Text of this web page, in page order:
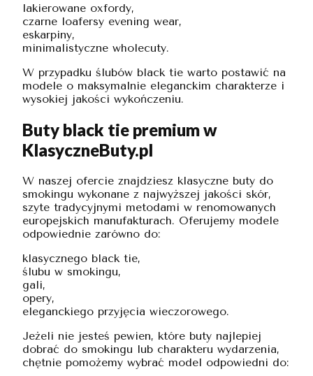
lakierowane oxfordy,
czarne loafersy evening wear,
eskarpiny,
minimalistyczne wholecuty.
W przypadku ślubów black tie warto postawić na
modele o maksymalnie eleganckim charakterze i
wysokiej jakości wykończeniu.
Buty black tie premium w
KlasyczneButy.pl
W naszej ofercie znajdziesz klasyczne buty do
smokingu wykonane z najwyższej jakości skór,
szyte tradycyjnymi metodami w renomowanych
europejskich manufakturach. Oferujemy modele
odpowiednie zarówno do:
klasycznego black tie,
ślubu w smokingu,
gali,
opery,
eleganckiego przyjęcia wieczorowego.
Jeżeli nie jesteś pewien, które buty najlepiej
dobrać do smokingu lub charakteru wydarzenia,
chętnie pomożemy wybrać model odpowiedni do: